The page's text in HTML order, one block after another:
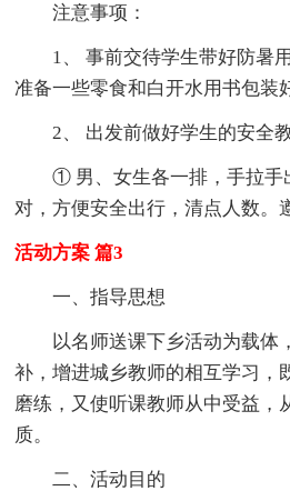
注意事项：
1、 事前交待学生带好防暑用
准备一些零食和白开水用书包装
2、 出发前做好学生的安全教
① 男、女生各一排，手拉手
对，方便安全出行，清点人数。
活动方案 篇3
一、指导思想
以名师送课下乡活动为载体
补，增进城乡教师的相互学习，
磨练，又使听课教师从中受益，
质。
二、活动目的